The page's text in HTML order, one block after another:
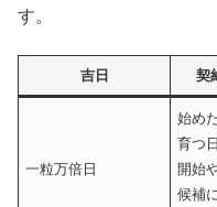
す。
吉日 契
一粒万倍日
始め
育つ
開始
候補